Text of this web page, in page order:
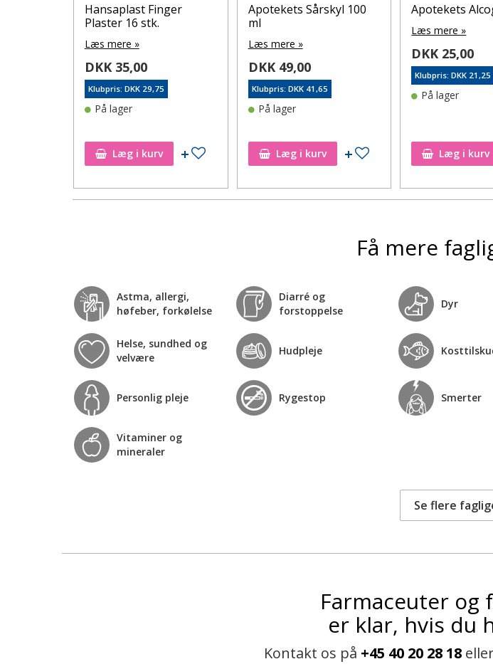
Tilføj til ønskeseddel
Hansaplast Finger
Plaster 16 stk.
Læs mere »
DKK 35,00
Klubpris: DKK 29,75
På lager
Læg i kurv Tilføj til ønskeseddel
Apotekets Sårskyl 100
ml
Læs mere »
DKK 49,00
Klubpris: DKK 41,65
På lager
Læg i kurv Tilføj til ønskeseddel
Apotekets
Læs mere »
DKK 25,00
Klubpris: DKK 21,25
På lager
Læg i kurv
Få mere
Astma, allergi,
høfeber, forkølelse
Diarré og
forstoppelse
Dyr
Helse, sundhed og
velvære
Hudpleje
Personlig pleje Rygestop Smerter
Vitaminer og
mineraler
Se flere
Farmaceuter og
er klar, hvis du
Kontakt os på +45 40 20 28 18